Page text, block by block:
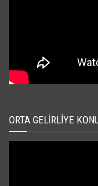
ORTA GELIRLIYE